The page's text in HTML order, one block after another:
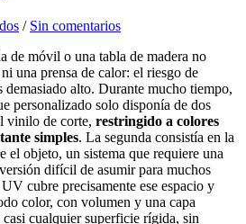
/ Sin comentarios
de móvil o una tabla de madera no
una prensa de calor: el riesgo de
demasiado alto. Durante mucho tiempo,
personalizado solo disponía de dos
vinilo de corte, restringido a colores
simples. La segunda consistía en la
el objeto, un sistema que requiere una
difícil de asumir para muchos
cubre precisamente ese espacio y
color, con volumen y una capa
cualquier superficie rígida, sin